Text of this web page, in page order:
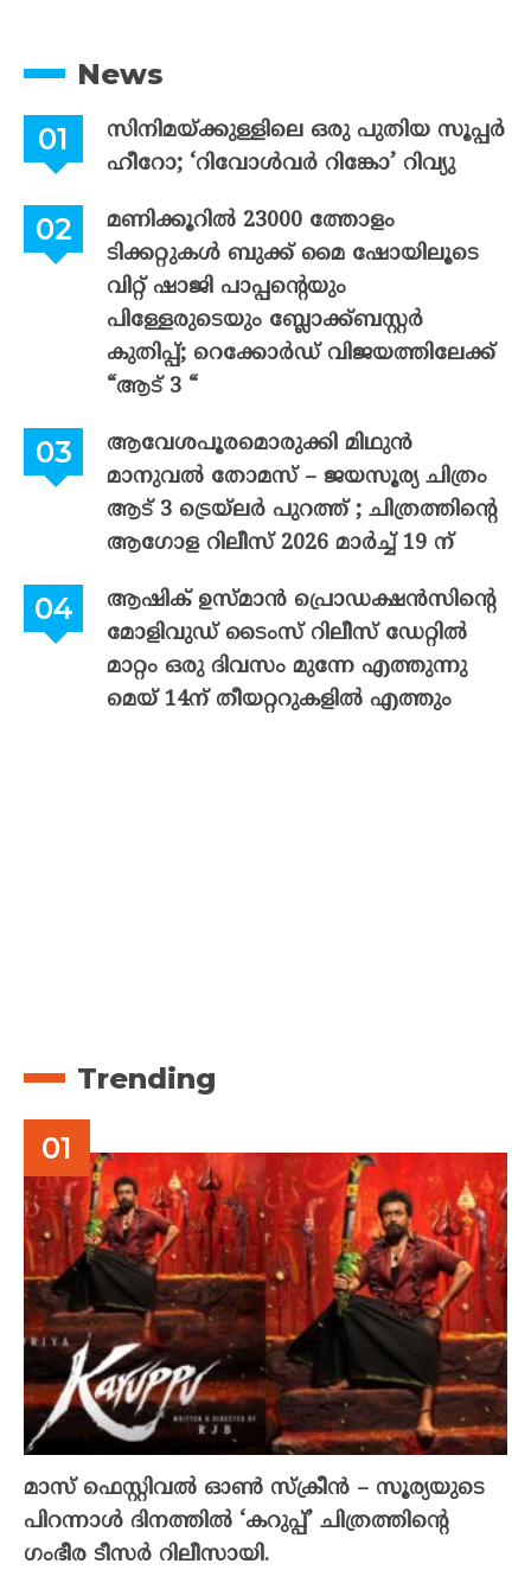
News
സിനിമയ്ക്കുള്ളിലെ ഒരു പുതിയ സൂപ്പർ
ഹീറോ; ‘റിവോൾവർ റിങ്കോ’ റിവ്യു
മണിക്കൂറിൽ 23000 ത്തോളം
ടിക്കറ്റുകൾ ബുക്ക് മൈ ഷോയിലൂടെ
വിറ്റ് ഷാജി പാപ്പന്റെയും
പിള്ളേരുടെയും ബ്ലോക്ക്ബസ്റ്റർ
കുതിപ്പ്; റെക്കോർഡ് വിജയത്തിലേക്ക്
“ആട് 3 “
ആവേശപൂരമൊരുക്കി മിഥുൻ
മാനുവൽ തോമസ് – ജയസൂര്യ ചിത്രം
ആട് 3 ട്രെയ്‌ലർ പുറത്ത് ; ചിത്രത്തിന്റെ
ആഗോള റിലീസ് 2026 മാർച്ച് 19 ന്
ആഷിക് ഉസ്മാൻ പ്രൊഡക്ഷൻസിന്റെ
മോളിവുഡ് ടൈംസ് റിലീസ് ഡേറ്റിൽ
മാറ്റം ഒരു ദിവസം മുന്നേ എത്തുന്നു
മെയ് 14ന് തീയറ്ററുകളിൽ എത്തും
Trending
മാസ് ഫെസ്റ്റിവൽ ഓൺ സ്‌ക്രീൻ – സൂര്യയുടെ
പിറന്നാൾ ദിനത്തിൽ ‘കറുപ്പ്’ ചിത്രത്തിന്റെ
ഗംഭീര ടീസർ റിലീസായി.